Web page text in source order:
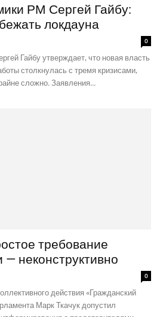
РМ Сергей Гайбу:
локдауна
0
Гайбу утверждает, что новая власть
столкнулась с тремя кризисами,
сложно. Заявления...
требование
— неконструктивно
0
действия «Гражданский
Марк Ткачук допустил